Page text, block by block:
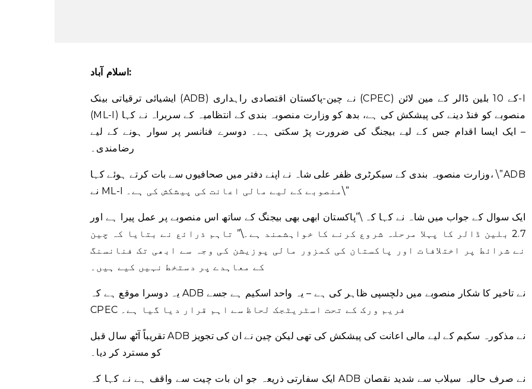
اسلام آباد:
ایشیائی ترقیاتی بینک (ADB) نے چین-پاکستان اقتصادی راہداری (CPEC) کے 10 بلین ڈالر کے مین لائن-I
(ML-I) منصوبے کو فنڈ دینے کی پیشکش کی ہے، بدھ کو وزارت منصوبہ بندی کے انتظامیہ کے سربراہ نے کہا
– ایک ایسا اقدام جس کے لیے بیجنگ کی ضرورت پڑ سکتی ہے۔ دوسرے فنانسر پر سوار ہونے کے لیے
رضامندی۔
وزارت منصوبہ بندی کے سیکرٹری ظفر علی شاہ نے اپنے دفتر میں صحافیوں سے بات کرتے ہوئے کہا، \”ADB
نے ML-I منصوبے کے لیے مالی اعانت کی پیشکش کی ہے۔\”
ایک سوال کے جواب میں شاہ نے کہا کہ \”پاکستان ابھی بھی بیجنگ کے ساتھ اس منصوبے پر عمل پیرا ہے اور
2.7 بلین ڈالر کا پہلا مرحلہ شروع کرنے کا خواہشمند ہے۔\” تاہم ذرائع نے بتایا کہ چین
نے شرائط پر اختلافات اور پاکستان کی کمزور مالی پوزیشن کی وجہ سے ابھی تک فنانسنگ
کے معاہدے پر دستخط نہیں کیے ہیں۔
یہ دوسرا موقع ہے کہ ADB نے تاخیر کا شکار منصوبے میں دلچسپی ظاہر کی ہے – یہ واحد اسکیم ہے جسے
CPEC فریم ورک کے تحت اسٹریٹجک لحاظ سے اہم قرار دیا گیا ہے۔
تقریباً آٹھ سال قبل ADB نے مذکورہ سکیم کے لیے مالی اعانت کی پیشکش کی تھی لیکن چین نے ان کی تجویز
کو مسترد کر دیا۔
ایک سفارتی ذریعہ جو ان بات چیت سے واقف ہے نے کہا کہ ADB نے صرف حالیہ سیلاب سے شدید نقصان